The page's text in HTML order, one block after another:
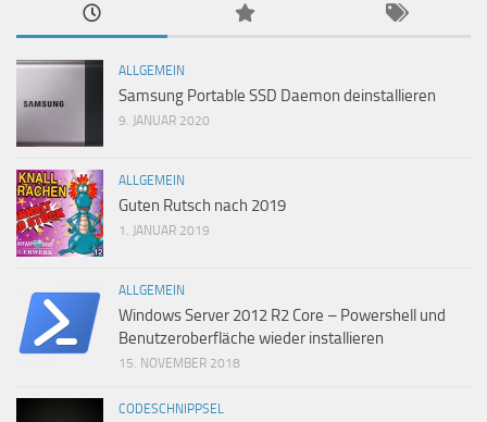
ALLGEMEIN
Samsung Portable SSD Daemon deinstallieren
9. JANUAR 2020
ALLGEMEIN
Guten Rutsch nach 2019
1. JANUAR 2019
ALLGEMEIN
Windows Server 2012 R2 Core – Powershell und
Benutzeroberfläche wieder installieren
15. NOVEMBER 2018
CODESCHNIPPSEL